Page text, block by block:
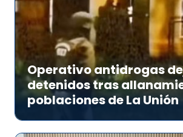
Operativo antidrogas
detenidos tras
poblaciones de La Unión